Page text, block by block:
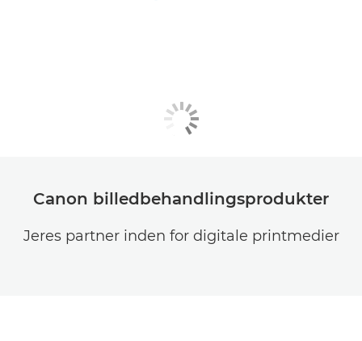
Canon billedbehandlingsprodukter
Jeres partner inden for digitale printmedier